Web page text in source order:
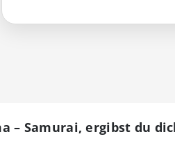
– Samurai, ergibst du